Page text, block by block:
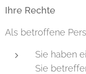
Ihre Rechte
Als betroffene
Sie haben
Sie